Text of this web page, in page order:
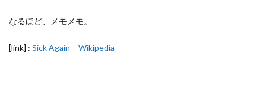
なるほど、メモメモ。
[link] : Sick Again – Wikipedia